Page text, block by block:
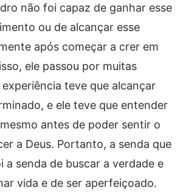
não foi capaz de ganhar esse
ou de alcançar esse
após começar a crer em
ele passou por muitas
teve que alcançar
e ele teve que entender
antes de poder sentir o
a Deus. Portanto, a senda que
a senda de buscar a verdade e
vida e de ser aperfeiçoado.